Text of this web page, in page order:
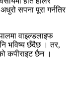
सपना पूरा गर्नतिर
वाइल्डलाइफ
भविष्य छँदैछ । तर,
कपीराइट छैन ।